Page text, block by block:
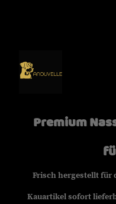
Premium
Frisch hergestellt für
Kauartikel sofort